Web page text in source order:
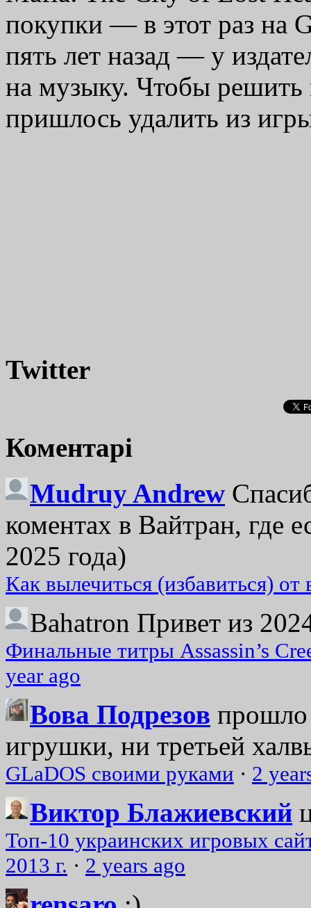
покупки — в этот раз на
пять лет назад — у
на музыку. Чтобы решить
пришлось удалить из
Twitter
Коментарі
Mudruy Andrew
коментах в Вайтран, где
2025 года)
Как вылечиться (избавиться)
Bahatron Привет из
Финальные титры Assassin’s
year ago
Вова Подрезов прошло
игрушки, ни третьей
GLaDOS своими руками · 2
Виктор Блажиевский
Топ-10 украинских игровых
2013 г. · 2 years ago